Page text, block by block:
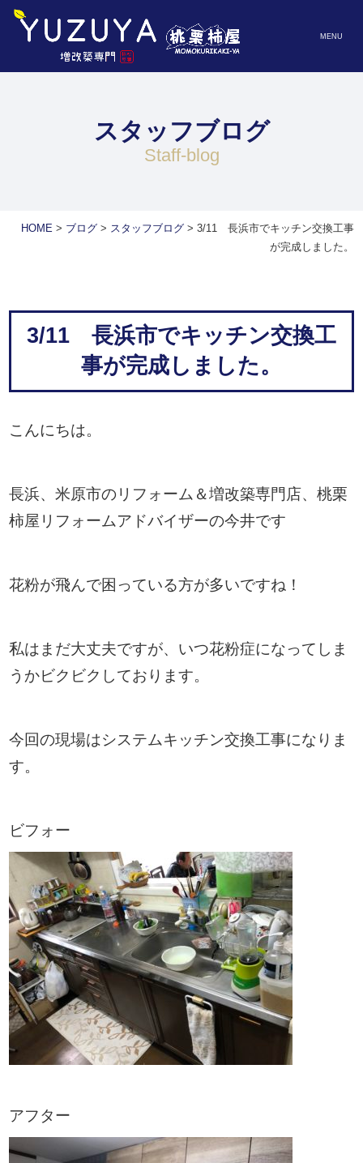
MENU
スタッフブログ
staff-blog
HOME> ブログ> スタッフブログ> 3/11 長浜市でキッチン交換工事
が完成しました。
3/11 長浜市でキッチン交換工
事が完成しました。
こんにちは。
長浜、米原市のリフォーム＆増改築専門店、桃栗
柿屋リフォームアドバイザーの今井です
花粉が飛んで困っている方が多いですね！
私はまだ大丈夫ですが、いつ花粉症になってしま
うかビクビクしております。
今回の現場はシステムキッチン交換工事になりま
す。
ビフォー
アフター